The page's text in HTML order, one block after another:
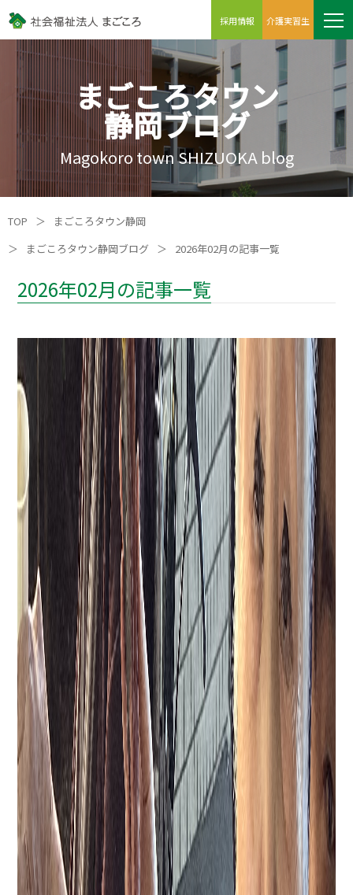
採用情報 介護実習生
まごころタウン
静岡ブログ
Magokoro town SHIZUOKA blog
TOP ＞
まごころタウン静岡
＞
まごころタウン静岡ブログ ＞ 2026年02月の記事一覧
2026年02月の記事一覧